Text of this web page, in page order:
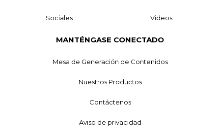
Sociales Videos
MANTÉNGASE CONECTADO
Mesa de Generación de Contenidos
Nuestros Productos
Contáctenos
Aviso de privacidad